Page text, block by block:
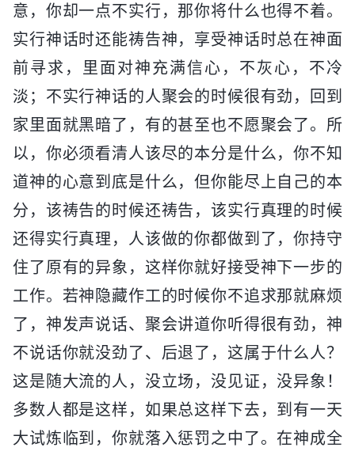
意，你却一点不实行，那你将什么也得不着。
实行神话时还能祷告神，享受神话时总在神面
前寻求，里面对神充满信心，不灰心，不冷
淡；不实行神话的人聚会的时候很有劲，回到
家里面就黑暗了，有的甚至也不愿聚会了。所
以，你必须看清人该尽的本分是什么，你不知
道神的心意到底是什么，但你能尽上自己的本
分，该祷告的时候还祷告，该实行真理的时候
还得实行真理，人该做的你都做到了，你持守
住了原有的异象，这样你就好接受神下一步的
工作。若神隐藏作工的时候你不追求那就麻烦
了，神发声说话、聚会讲道你听得很有劲，神
不说话你就没劲了、后退了，这属于什么人？
这是随大流的人，没立场，没见证，没异象！
多数人都是这样，如果总这样下去，到有一天
大试炼临到，你就落入惩罚之中了。在神成全